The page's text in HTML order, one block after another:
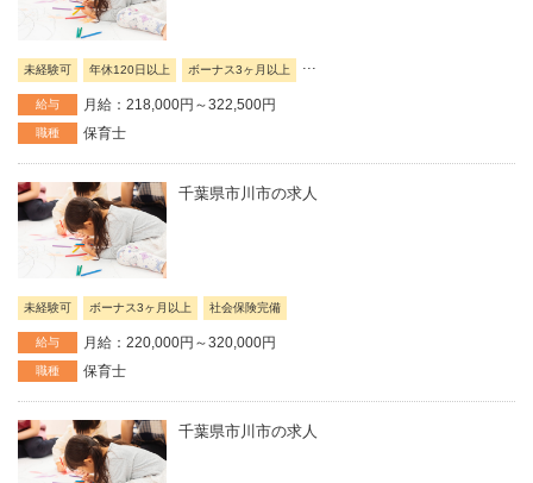
未経験可 年休120日以上 ボーナス3ヶ月以上 ...
給与 月給：218,000円～322,500円
職種 保育士
千葉県市川市の求人
未経験可 ボーナス3ヶ月以上 社会保険完備
給与 月給：220,000円～320,000円
職種 保育士
千葉県市川市の求人